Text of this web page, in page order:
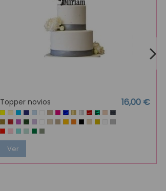
Topper novios 16,00 €
Ver